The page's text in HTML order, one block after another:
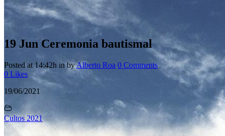
19 Jun Ceremonia bautismal
Posted at 14:42h in byAlberto Roa 0 Comments
0 Likes
19/06/2021
Cultos 2021